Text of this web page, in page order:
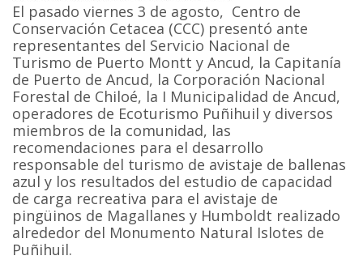
El pasado viernes 3 de agosto, Centro de
Conservación Cetacea (CCC) presentó ante
representantes del Servicio Nacional de
Turismo de Puerto Montt y Ancud, la Capitanía
de Puerto de Ancud, la Corporación Nacional
Forestal de Chiloé, la I Municipalidad de Ancud,
operadores de Ecoturismo Puñihuil y diversos
miembros de la comunidad, las
recomendaciones para el desarrollo
responsable del turismo de avistaje de ballenas
azul y los resultados del estudio de capacidad
de carga recreativa para el avistaje de
pingüinos de Magallanes y Humboldt realizado
alrededor del Monumento Natural Islotes de
Puñihuil.